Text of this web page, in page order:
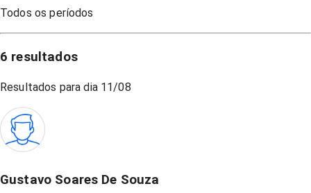
Todos os períodos
6 resultados
Resultados para dia 11/08
Gustavo Soares De Souza